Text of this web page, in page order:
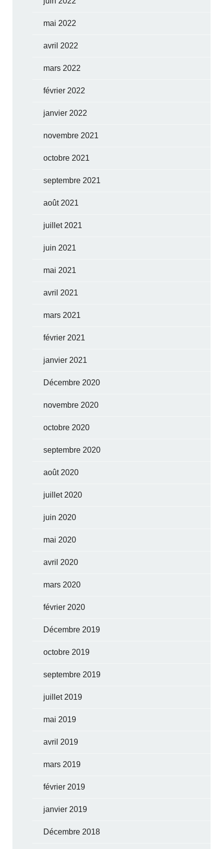
mai 2022
avril 2022
mars 2022
février 2022
janvier 2022
novembre 2021
octobre 2021
septembre 2021
août 2021
juillet 2021
juin 2021
mai 2021
avril 2021
mars 2021
février 2021
janvier 2021
Décembre 2020
novembre 2020
octobre 2020
septembre 2020
août 2020
juillet 2020
juin 2020
mai 2020
avril 2020
mars 2020
février 2020
Décembre 2019
octobre 2019
septembre 2019
juillet 2019
mai 2019
avril 2019
mars 2019
février 2019
janvier 2019
Décembre 2018